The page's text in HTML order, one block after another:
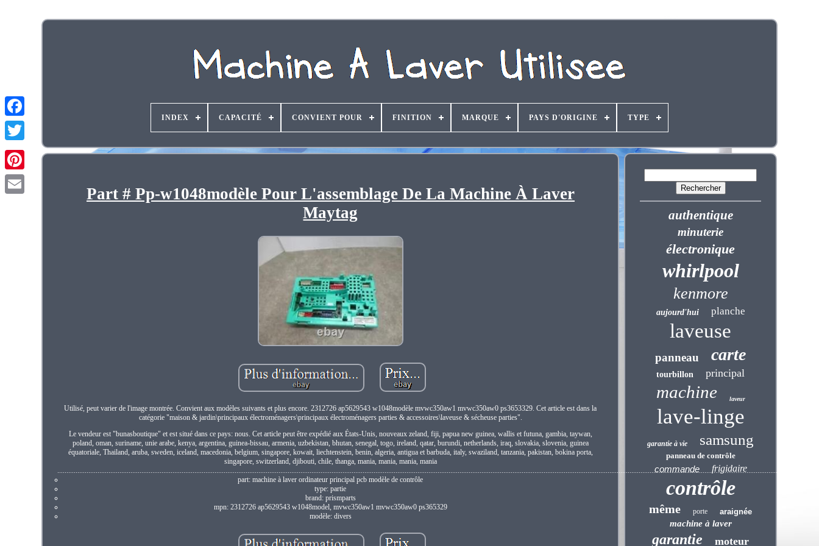
INDEX CAPACITÉ CONVIENT POUR FINITION MARQUE PAYS D'ORIGINE TYPE
Part # Pp-w1048modèle Pour L'assemblage De La Machine À Laver
Maytag
Utilisé, peut varier de l'image montrée. Convient aux modèles suivants et plus encore. 2312726 ap5629543 w1048modèle mvwc350aw1 mvwc350aw0 ps3653329. Cet article est dans la
catégorie "maison & jardin\principaux électroménagers\principaux électroménagers parties & accessoires\laveuse & sécheuse parties".
Le vendeur est "bunasboutique" et est situé dans ce pays: nous. Cet article peut être expédié aux États-Unis, nouveaux zeland, fiji, papua new guinea, wallis et futuna, gambia, taywan,
poland, oman, suriname, unie arabe, kenya, argentina, guinea-bissau, armenia, uzbekistan, bhutan, senegal, togo, ireland, qatar, burundi, netherlands, iraq, slovakia, slovenia, guinea
équatoriale, Thailand, aruba, sweden, iceland, macedonia, belgium, singapore, kowait, liechtenstein, benin, algeria, antigua et barbuda, italy, swaziland, tanzania, pakistan, bokina porta,
singapore, switzerland, djibouti, chile, thanga, mania, mania, mania, mania
part: machine à laver ordinateur principal pcb modèle de contrôle
type: partie
brand: prismparts
mpn: 2312726 ap5629543 w1048model, mvwc350aw1 mvwc350aw0 ps365329
modèle: divers
authentique
minuterie
électronique
whirlpool
kenmore
aujourd'hui planche
laveuse
panneau carte
tourbillon principal
machine laveur
lave-linge
garantie à vie samsung
panneau de contrôle
commande frigidaire
contrôle
même porte araignée
machine à laver
garantie moteur